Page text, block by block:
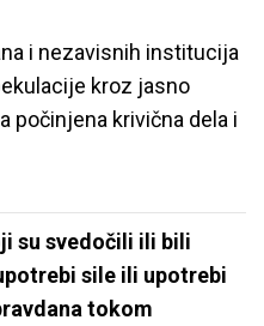
i nezavisnih institucija
kroz jasno
počinjena krivična dela i
su svedočili ili bili
sile ili upotrebi
tokom